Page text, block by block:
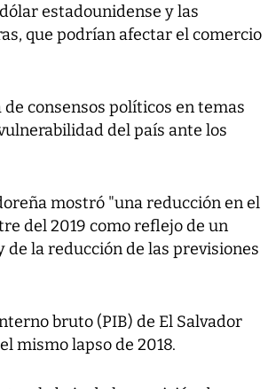
estadounidense y las
que podrían afectar el comercio
consensos políticos en temas
del país ante los
mostró "una reducción en el
del 2019 como reflejo de un
la reducción de las previsiones
bruto (PIB) de El Salvador
mismo lapso de 2018.